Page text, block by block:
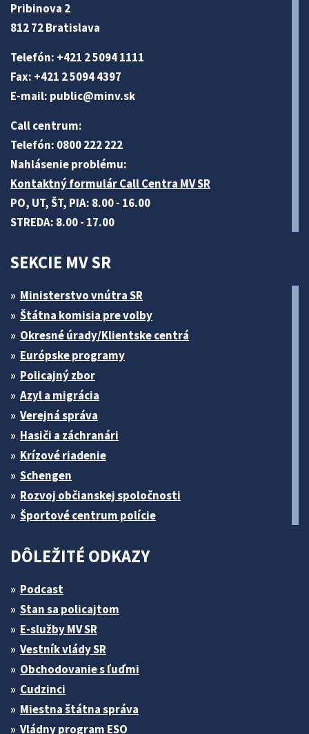
Pribinova 2
812 72 Bratislava
Telefón: +421 2 5094 1111
Fax: +421 2 5094 4397
E-mail: public@minv.sk
Call centrum:
Telefón: 0800 222 222
Nahlásenie problému:
Kontaktný formulár Call Centra MV SR
PO, UT, ŠT, PIA: 8.00 - 16.00
STREDA: 8.00 - 17.00
SEKCIE MV SR
Ministerstvo vnútra SR
Štátna komisia pre volby
Okresné úrady/Klientske centrá
Európske programy
Policajný zbor
Azyl a migrácia
Verejná správa
Hasiči a záchranári
Krízové riadenie
Schengen
Rozvoj občianskej spoločnosti
Športové centrum polície
DÔLEŽITÉ ODKAZY
Podcast
Stan sa policajtom
E-služby MV SR
Vestník vlády SR
Obchodovanie s ľuďmi
Cudzinci
Miestna štátna správa
Vládny program ESO